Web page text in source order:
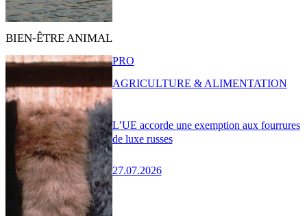
BIEN-ÊTRE ANIMAL
L’UE accorde une exemption aux fourrures
de luxe russes
27.07.2026
PRO
AGRICULTURE & ALIMENTATION